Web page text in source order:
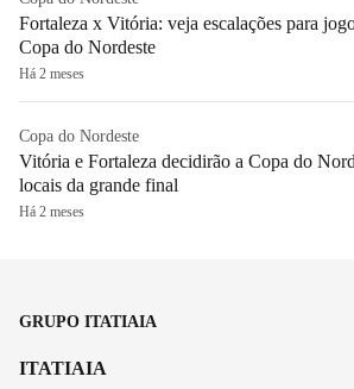
Fortaleza x Vitória: veja escalações para
Copa do Nordeste
Há 2 meses
Copa do Nordeste
Vitória e Fortaleza decidirão a Copa do
locais da grande final
Há 2 meses
GRUPO ITATIAIA
ITATIAIA